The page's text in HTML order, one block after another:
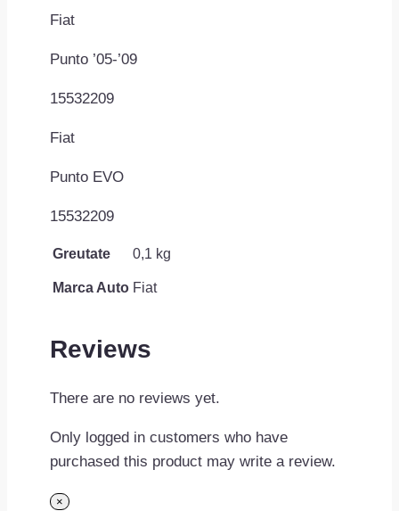
Fiat
Punto ’05-’09
15532209
Fiat
Punto EVO
15532209
Greutate 0,1 kg
Marca Auto Fiat
Reviews
There are no reviews yet.
Only logged in customers who have
purchased this product may write a review.
×